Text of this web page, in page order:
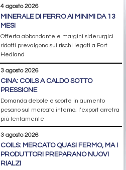
4 agosto 2026
MINERALE DI FERRO AI MINIMI DA 13
MESI
Offerta abbondante e margini siderurgici
ridotti prevalgono sui rischi legati a Port
Hedland
3 agosto 2026
CINA: COILS A CALDO SOTTO
PRESSIONE
Domanda debole e scorte in aumento
pesano sul mercato interno; l’export arretra
più lentamente
3 agosto 2026
COILS: MERCATO QUASI FERMO, MA I
PRODUTTORI PREPARANO NUOVI
RIALZI